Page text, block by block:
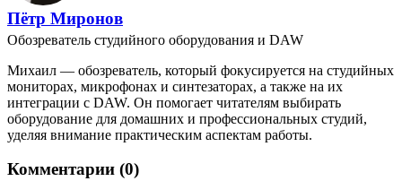
Пётр Миронов
Обозреватель студийного оборудования и DAW
Михаил — обозреватель, который фокусируется на студийных
мониторах, микрофонах и синтезаторах, а также на их
интеграции с DAW. Он помогает читателям выбирать
оборудование для домашних и профессиональных студий,
уделяя внимание практическим аспектам работы.
Комментарии (0)